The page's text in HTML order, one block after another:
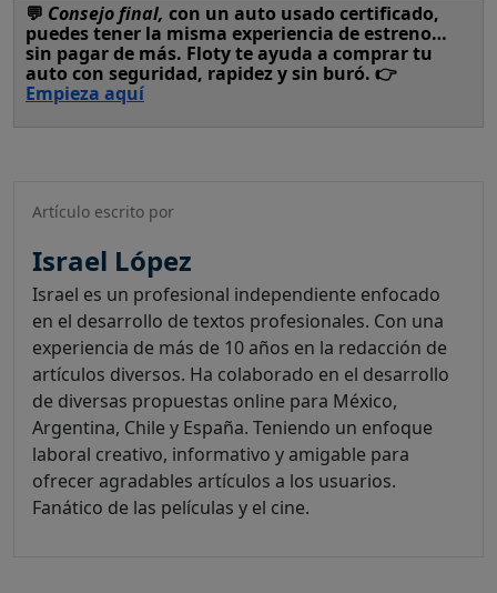
💬 Consejo final, con un auto usado certificado,
puedes tener la misma experiencia de estreno…
sin pagar de más. Floty te ayuda a comprar tu
auto con seguridad, rapidez y sin buró. 👉
Empieza aquí
Artículo escrito por
Israel López
Israel es un profesional independiente enfocado
en el desarrollo de textos profesionales. Con una
experiencia de más de 10 años en la redacción de
artículos diversos. Ha colaborado en el desarrollo
de diversas propuestas online para México,
Argentina, Chile y España. Teniendo un enfoque
laboral creativo, informativo y amigable para
ofrecer agradables artículos a los usuarios.
Fanático de las películas y el cine.